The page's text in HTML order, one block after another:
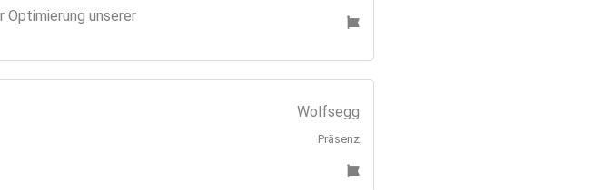
Optimierung unserer
Wolfsegg
Präsenz